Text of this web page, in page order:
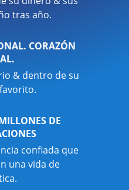
tras año.
CORAZÓN
& dentro de su
DE
confiada que
una vida de